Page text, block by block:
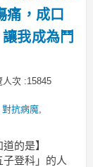
痛，成口
我成為鬥
人次 :15845
對抗病魔,
的是】
登科」的人